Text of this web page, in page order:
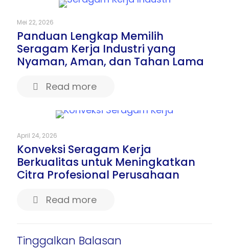
Mei 22, 2026
Panduan Lengkap Memilih
Seragam Kerja Industri yang
Nyaman, Aman, dan Tahan Lama
Read more
April 24, 2026
Konveksi Seragam Kerja
Berkualitas untuk Meningkatkan
Citra Profesional Perusahaan
Read more
Tinggalkan Balasan